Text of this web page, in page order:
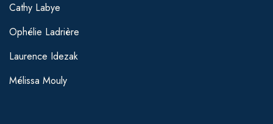
Cathy Labye
Ophélie Ladrière
Laurence Idezak
Mélissa Mouly